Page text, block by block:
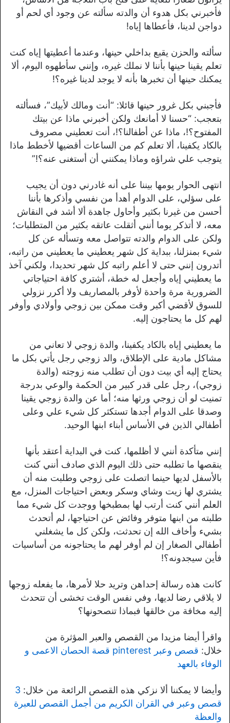
فأخبرني بكل هدوء أن والدته سألته عن وجود أي لحم أو
دواجن لدينا، فأعطاها إياه!
سألته والحزن يقبع بداخلي حينها، وعندما أعطيتها إياه كنت
تعلم يقينا حينها بأننا لا نملك غيره، وإنني سأطهوه اليوم، ألا
يمكنك حينها أن تخبرها بأنه لا يوجد لدينا غيره؟!
فأجبني بكل غرور حينها قائلا: “أنت ومالك لأبيك”، فسألته
بتعجب: “حسنا لا أمانعك ولكن أخبرني ماذا عن بيتك
المفتوح؟!، ماذا عن أطفالنا؟!، أنت تعطيني مصروف
بالكاد يكفينا، ألا تعلم كم من الساعات أقضيها لأخطط ماذا
يتوجب علي شراؤه وماذا يمكنني أن أستغنى عنه؟!”
انتهى الحوار يومها بيننا على أنه غادرني دون أن يجيب
على سؤلي، على الدوام أهدأ من نفسي وأذكرها بأننا
أحسن من غيرنا بكثير وأحاول جاهدة ألا أشد في النقاش
معه، لا أتذكر يوما أنني أثقلت عاتقه بكثير من المتطلبات؛
ولكن على الدوام والدته تتواصل معه وتسأله عن كل
شيء بمنزلنا، ببداية كل شهر يعطيني ما يعطيني من راتبه،
أتدرون إنني حتى لا أعلم راتبه كل شهر تحديدا، ولكني آخذ
ما يعطيني إياه وأجعل له خطة، أشتري كافة احتياجاتي
الضرورية مرة واحدة لأوفر بالمصاريف ولا أكرر نزولي
للسوق لأقضي أكبر وقت ممكن بين زوجي وأولادي وأوفر
لهم كل ما يحتاجون إليه.
ما يعطيني إياه بالكاد يكفينا، والدة زوجي لا تعاني من
مشاكل مادية على الإطلاق، والد زوجي رجل يأتي بكل ما
يحتاج إليه أي بيت دون أن تطلب منه زوجته (والدة
زوجي)، رجل على قدر كبير من الحكمة والوعي بدرجة
تمنيت لو أن زوجي ورثها منه؛ أما عن والدة زوجي يقينا
وصدقا على الدوام أجدها تستكثر كل شيء علي وعلى
أطفالي الذين في الأساس أبناء ابنها الوحيد.
إنني متأكدة أنني لا أظلمها، كنت في البداية أعتقد بأنها
ينقصها ما تطلبه حتى ذلك اليوم الذي صادف أنني كنت
بالأسفل لديها حينما اتصلت على زوجي وطلبت منه أن
يشتري لها زيت وشاي وسكر وبعض احتياجات المنزل، مع
العلم أنني كنت أرتب لها بمطبخها ووجدت كل شيء مما
طلبته من ابنها متوفر وفائض عن احتياجها، لم أتحدث
بشيء وأخاف الله إن تحدثت، ولكن كل ما يشغلني
أطفالي الصغار إن لم أوفر لهم ما يحتاجونه من أساسيات
فأين سيجدونه؟!
كانت هذه رسالة إحداهن وتريد حلا لأمرها، ما يفعله زوجها
لا يلاقي رضا لديها، وفي نفس الوقت تخشى أن تتحدث
إليه مخافة من خالقها فبماذا تنصحونها؟
واقرأ أيضا مزيدا من القصص والعبر المؤثرة من
خلال:
قصص وعبر pinterest قصة الحصان الاعمى و
الوفاء بالعهد
وأيضا لا يمكننا ألا نزكي هذه القصص الرائعة من خلال: 3
قصص وعبر في القران الكريم من أجمل القصص للعبرة
والعظة